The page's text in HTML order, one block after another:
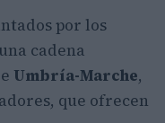
por los
cadena
Umbría-Marche,
que ofrecen